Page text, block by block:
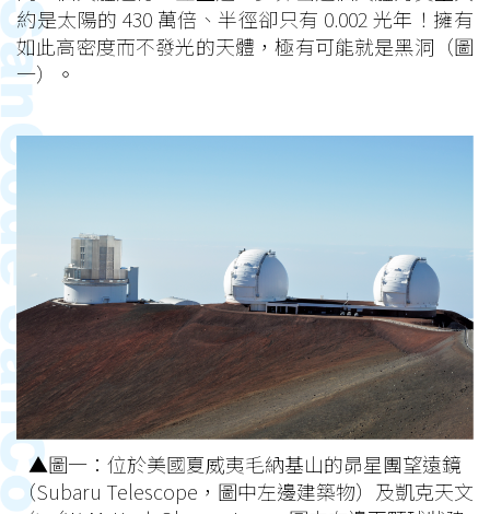
約是太陽的 430 萬倍、半徑卻只有 0.002 光年！擁有
如此高密度而不發光的天體，極有可能就是黑洞（圖
一）。
▲圖一：位於美國夏威夷毛納基山的昴星團望遠鏡
（Subaru Telescope，圖中左邊建築物）及凱克天文